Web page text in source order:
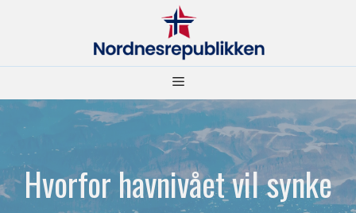
Meny
Hvorfor havnivået vil synke